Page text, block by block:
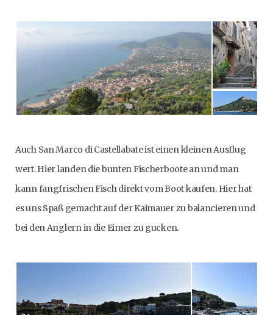
Auch San Marco di Castellabate ist einen kleinen Ausflug
wert. Hier landen die bunten Fischerboote an und man
kann fangfrischen Fisch direkt vom Boot kaufen. Hier hat
es uns Spaß gemacht auf der Kaimauer zu balancieren und
bei den Anglern in die Eimer zu gucken.